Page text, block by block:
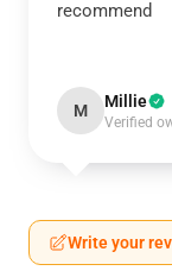
recommend
M Millie
Verified
Write your